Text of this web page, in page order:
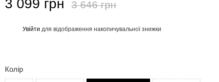
3 099 грн 3 646 грн
Увійти для відображення накопичувальної знижки
Колір